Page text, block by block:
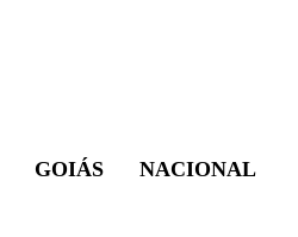
GOIÁS NACIONAL